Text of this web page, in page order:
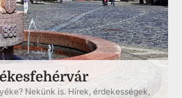
Nekünk is. Hírek, érdekességek,